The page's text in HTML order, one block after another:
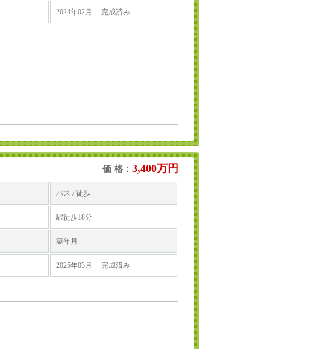
2024年02月 完成済み
価 格： 3,400万円
バス / 徒歩
駅徒歩18分
築年月
2025年03月 完成済み